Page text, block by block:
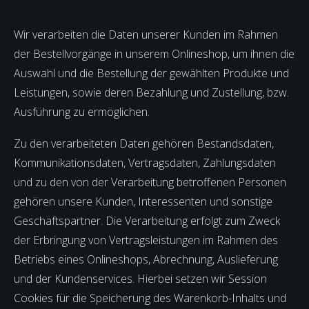
Wir verarbeiten die Daten unserer Kunden im Rahmen
der Bestellvorgänge in unserem Onlineshop, um ihnen die
Auswahl und die Bestellung der gewählten Produkte und
Leistungen, sowie deren Bezahlung und Zustellung, bzw.
Ausführung zu ermöglichen.
Zu den verarbeiteten Daten gehören Bestandsdaten,
Kommunikationsdaten, Vertragsdaten, Zahlungsdaten
und zu den von der Verarbeitung betroffenen Personen
gehören unsere Kunden, Interessenten und sonstige
Geschäftspartner. Die Verarbeitung erfolgt zum Zweck
der Erbringung von Vertragsleistungen im Rahmen des
Betriebs eines Onlineshops, Abrechnung, Auslieferung
und der Kundenservices. Hierbei setzen wir Session
Cookies für die Speicherung des Warenkorb-Inhalts und